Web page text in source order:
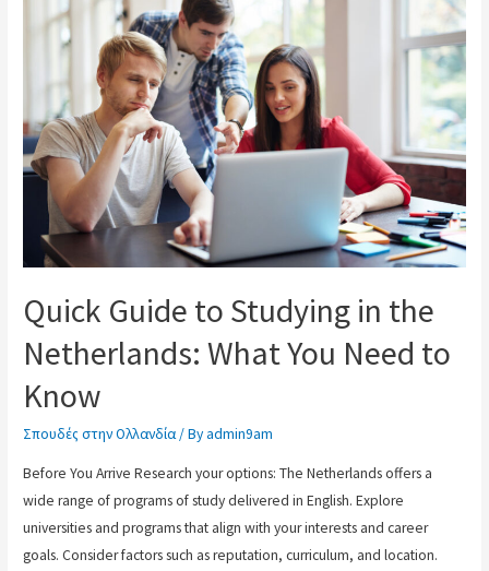
Quick Guide to Studying in the
Netherlands: What You Need to
Know
Σπουδές στην Ολλανδία/ Byadmin9am
Before You Arrive Research your options: The Netherlands offers a
wide range of programs of study delivered in English. Explore
universities and programs that align with your interests and career
goals. Consider factors such as reputation, curriculum, and location.